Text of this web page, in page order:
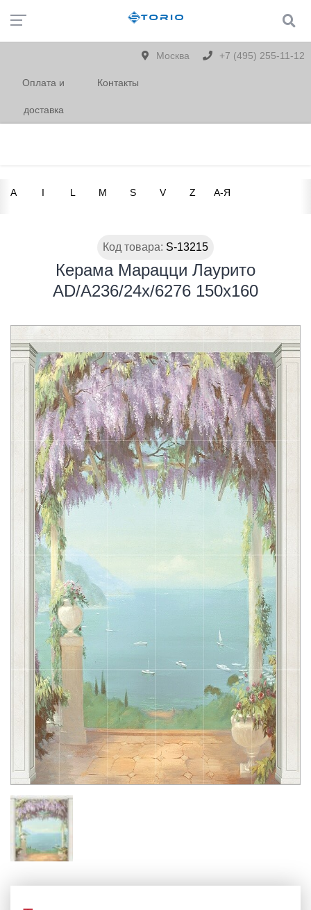
Москва +7 (495) 255-11-12
Оплата и
доставка
Контакты
A I L M S V Z А-Я
Код товара: S-13215
Керама Марацци Лаурито
AD/A236/24x/6276 150х160